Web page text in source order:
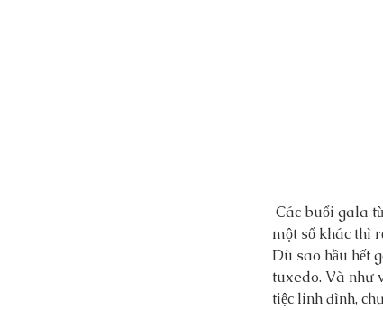
một số khác thì
Dù sao hầu hết
tuxedo. Và như
tiệc linh đình,